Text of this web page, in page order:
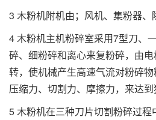
3 木粉机附机由；风机、集粉器、
4 木粉机主机粉碎室采用7型刀、
碎、细粉碎和离心来复粉碎，由
转，使机械产生高速气流对粉碎物
压缩力、切割力、摩擦力，来达到
5 木粉机在三种刀片切割粉碎过